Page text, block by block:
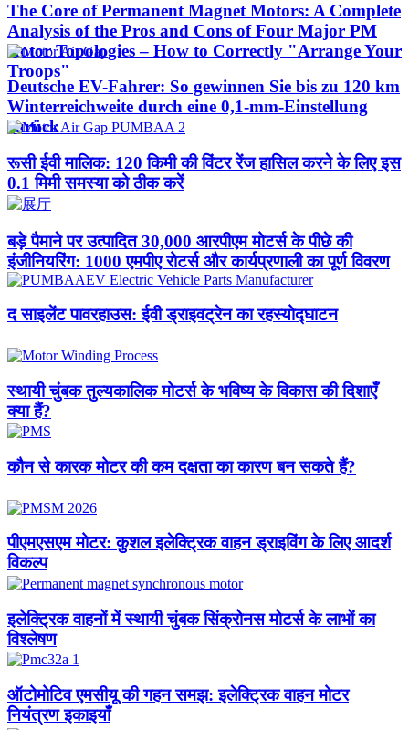
The Core of Permanent Magnet Motors: A Complete
Analysis of the Pros and Cons of Four Major PM
Rotor Topologies – How to Correctly "Arrange Your
Troops"
Deutsche EV-Fahrer: So gewinnen Sie bis zu 120 km
Winterreichweite durch eine 0,1-mm-Einstellung
zurück
रूसी ईवी मालिक: 120 किमी की विंटर रेंज हासिल करने के लिए इस
0.1 मिमी समस्या को ठीक करें
बड़े पैमाने पर उत्पादित 30,000 आरपीएम मोटर्स के पीछे की
इंजीनियरिंग: 1000 एमपीए रोटर्स और कार्यप्रणाली का पूर्ण विवरण
द साइलेंट पावरहाउस: ईवी ड्राइवट्रेन का रहस्योद्घाटन
स्थायी चुंबक तुल्यकालिक मोटर्स के भविष्य के विकास की दिशाएँ
क्या हैं?
कौन से कारक मोटर की कम दक्षता का कारण बन सकते हैं?
पीएमएसएम मोटर: कुशल इलेक्ट्रिक वाहन ड्राइविंग के लिए आदर्श
विकल्प
इलेक्ट्रिक वाहनों में स्थायी चुंबक सिंक्रोनस मोटर्स के लाभों का
विश्लेषण
ऑटोमोटिव एमसीयू की गहन समझ: इलेक्ट्रिक वाहन मोटर
नियंत्रण इकाइयाँ